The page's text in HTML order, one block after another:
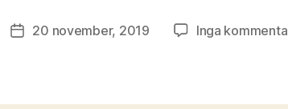
Inläggsdatum
20 november, 2019 Inga